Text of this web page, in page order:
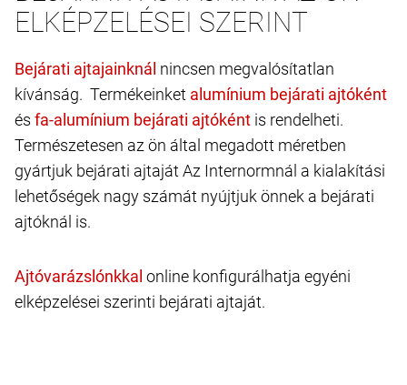
ELKÉPZELÉSEI SZERINT
nincsen megvalósítatlan
kívánság. Termékeinket
és
is rendelheti.
Természetesen az ön által megadott méretben
gyártjuk bejárati ajtaját Az Internormnál a kialakítási
lehetőségek nagy számát nyújtjuk önnek a bejárati
ajtóknál is.
online konfigurálhatja egyéni
elképzelései szerinti bejárati ajtaját.